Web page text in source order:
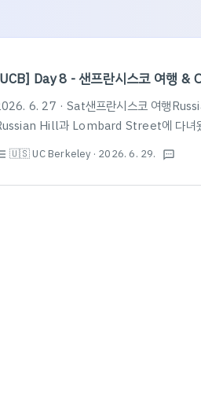
Day 8 - 샌프란시스코 여행 &
6. 27 · Sat샌프란시스코 여행
Hill과 Lombard Street에 다녀
이 많은 경우 버스를 타고 조금만 걸으
다와 앨커트래즈 섬 쪽을 보고 내려오다보
Street에서 바다쪽으로
🇺🇸 UC Berkeley · 2026. 6. 29. textsms